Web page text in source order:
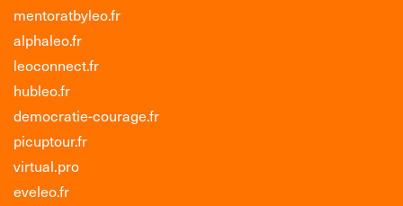
mentoratbyleo.fr
alphaleo.fr
leoconnect.fr
hubleo.fr
democratie-courage.fr
picuptour.fr
virtual.pro
eveleo.fr